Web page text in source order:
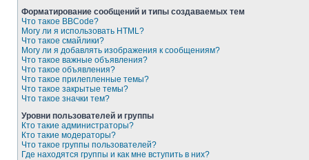
Форматирование сообщений и типы создаваемых тем
Что такое BBCode?
Могу ли я использовать HTML?
Что такое смайлики?
Могу ли я добавлять изображения к сообщениям?
Что такое важные объявления?
Что такое объявления?
Что такое прилепленные темы?
Что такое закрытые темы?
Что такое значки тем?
Уровни пользователей и группы
Кто такие администраторы?
Кто такие модераторы?
Что такое группы пользователей?
Где находятся группы и как мне вступить в них?